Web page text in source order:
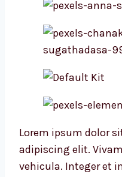
Lorem ipsum dolor
adipiscing elit.
vehicula. Integer et